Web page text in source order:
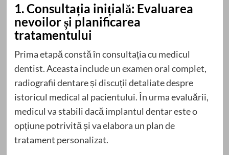
1. Consultația inițială: Evaluarea
nevoilor și planificarea
tratamentului
Prima etapă constă în consultația cu medicul
dentist. Aceasta include un examen oral complet,
radiografii dentare și discuții detaliate despre
istoricul medical al pacientului. În urma evaluării,
medicul va stabili dacă implantul dentar este o
opțiune potrivită și va elabora un plan de
tratament personalizat.